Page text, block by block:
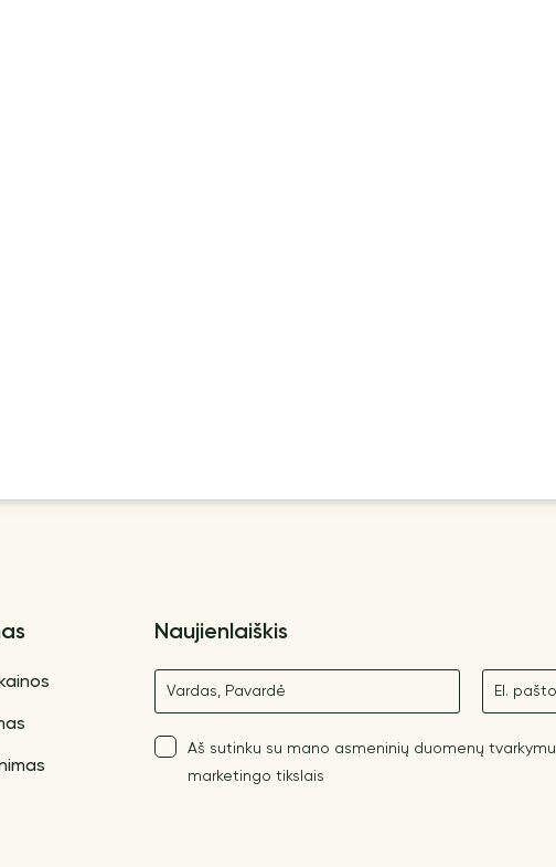
Naujienlaiškis
Vardas El. paštas
Aš sutinku su mano asmeninių duomenų tvarkymu
marketingo tikslais